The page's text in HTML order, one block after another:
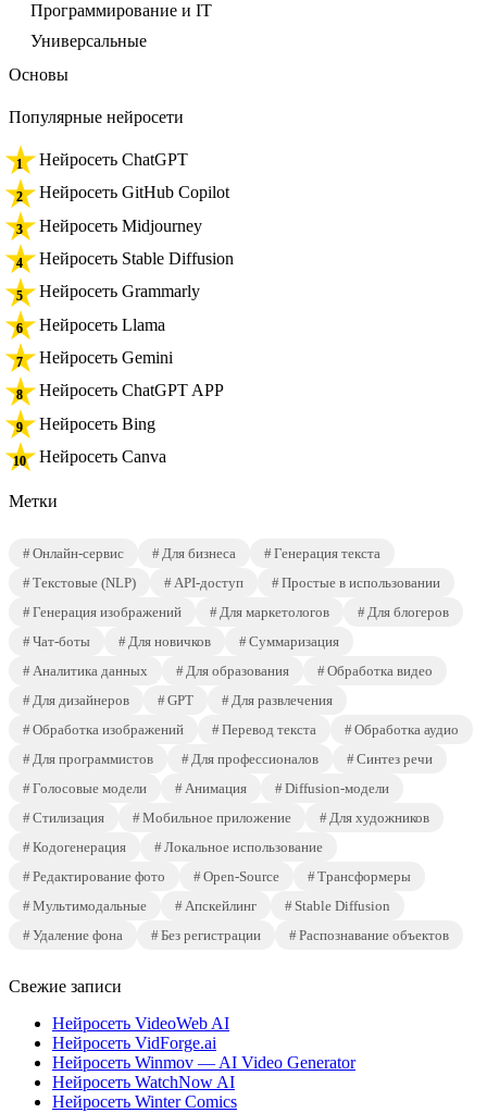
Программирование и IT
Универсальные
Основы
Популярные нейросети
Нейросеть ChatGPT
Нейросеть GitHub Copilot
Нейросеть Midjourney
Нейросеть Stable Diffusion
Нейросеть Grammarly
Нейросеть Llama
Нейросеть Gemini
Нейросеть ChatGPT APP
Нейросеть Bing
Нейросеть Canva
Метки
Онлайн-сервис Для бизнеса
Генерация текста
Текстовые (NLP)
API-доступ
Простые в использовании
Генерация изображений
Для маркетологов
Для блогеров
Чат-боты
Для новичков
Суммаризация
Аналитика данных
Для образования
Обработка видео
Для дизайнеров
GPT
Для развлечения
Обработка изображений
Перевод текста
Обработка аудио
Для программистов
Для профессионалов
Синтез речи
Голосовые модели
Анимация
Diffusion-модели
Стилизация
Мобильное приложение
Для художников
Кодогенерация
Локальное использование
Редактирование фото
Open-Source
Трансформеры
Мультимодальные
Апскейлинг
Stable Diffusion
Удаление фона
Без регистрации Распознавание объектов
Свежие записи
Нейросеть VideoWeb AI
Нейросеть VidForge.ai
Нейросеть Winmov — AI Video Generator
Нейросеть WatchNow AI
Нейросеть Winter Comics